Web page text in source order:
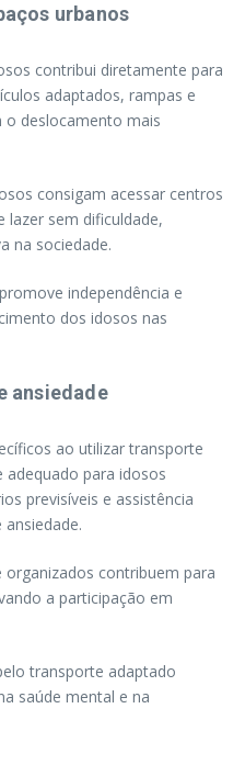
urbanos
contribui diretamente para
adaptados, rampas e
deslocamento mais
consigam acessar centros
lazer sem dificuldade,
na sociedade.
independência e
dos idosos nas
ansiedade
ao utilizar transporte
para idosos
previsíveis e assistência
contribuem para
a participação em
transporte adaptado
saúde mental e na